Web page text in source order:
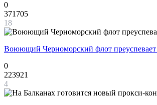
0
371705
18
Воюющий Черноморский флот
0
223921
4